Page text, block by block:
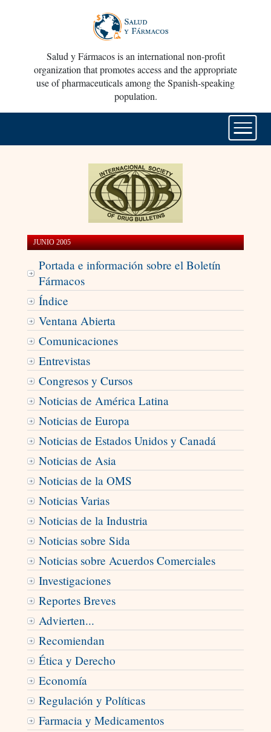
Salud y Fármacos is an international non-profit
organization that promotes access and the appropriate
use of pharmaceuticals among the Spanish-speaking
population.
JUNIO 2005
Portada e información sobre el Boletín
Fármacos
Índice
Ventana Abierta
Comunicaciones
Entrevistas
Congresos y Cursos
Noticias de América Latina
Noticias de Europa
Noticias de Estados Unidos y Canadá
Noticias de Asia
Noticias de la OMS
Noticias Varias
Noticias de la Industria
Noticias sobre Sida
Noticias sobre Acuerdos Comerciales
Investigaciones
Reportes Breves
Advierten...
Recomiendan
Ética y Derecho
Economía
Regulación y Políticas
Farmacia y Medicamentos